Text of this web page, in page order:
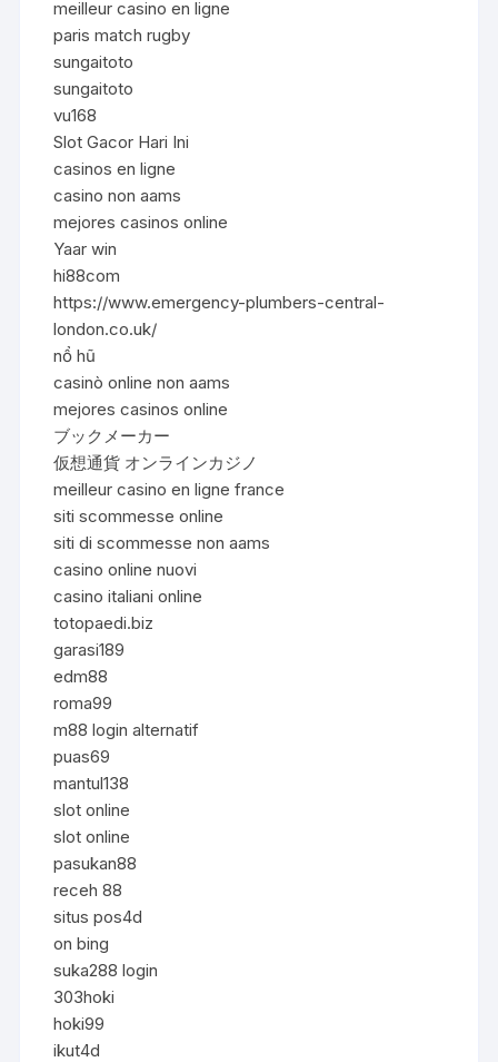
meilleur casino en ligne
paris match rugby
sungaitoto
sungaitoto
vu168
Slot Gacor Hari Ini
casinos en ligne
casino non aams
mejores casinos online
Yaar win
hi88com
https://www.emergency-plumbers-central-
london.co.uk/
nổ hũ
casinò online non aams
mejores casinos online
ブックメーカー
仮想通貨 オンラインカジノ
meilleur casino en ligne france
siti scommesse online
siti di scommesse non aams
casino online nuovi
casino italiani online
totopaedi.biz
garasi189
edm88
roma99
m88 login alternatif
puas69
mantul138
slot online
slot online
pasukan88
receh 88
situs pos4d
on bing
suka288 login
303hoki
hoki99
ikut4d